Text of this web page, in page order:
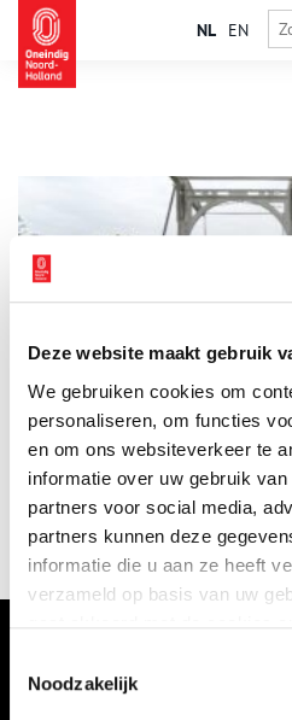
Deze website maakt gebruik
We gebruiken cookies om
personaliseren, om functies
en om ons websiteverkeer te
informatie over uw gebruik
partners voor social media,
partners kunnen deze
informatie die u aan ze heeft
verzameld op basis van uw
Noodzakelijk
NL EN
Voor Ankeveen geldt vandaag vast
om een frisse neus te halen.
bank thuis mee op een uitstapje
afstand houden op smalle
in het groene polderland.
VERHALEN